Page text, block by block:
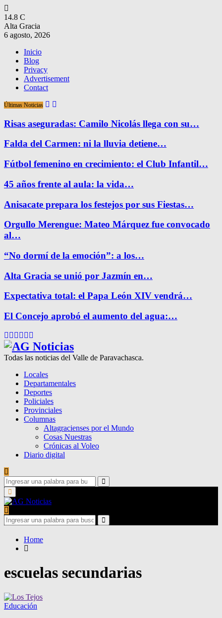
14.8 C
Alta Gracia
6 agosto, 2026
Inicio
Blog
Privacy
Advertisement
Contact
Últimas Noticias
Risas aseguradas: Camilo Nicolás llega con su…
Falda del Carmen: ni la lluvia detiene…
Fútbol femenino en crecimiento: el Club Infantil…
45 años frente al aula: la vida…
Anisacate prepara los festejos por sus Fiestas…
Orgullo Merengue: Mateo Márquez fue convocado
al…
“No dormí de la emoción”: a los…
Alta Gracia se unió por Jazmín en…
Expectativa total: el Papa León XIV vendrá…
El Concejo aprobó el aumento del agua:…
Facebook
Twitter
Instagram
Pinterest
Google
Todas las noticias del Valle de Paravachasca.
Locales
Departamentales
Deportes
Policiales
Provinciales
Columnas
Altagracienses por el Mundo
Cosas Nuestras
Crónicas al Voleo
Diario digital
Search
for:
Search
Primary
Menu
Search
for:
Search
Home
escuelas secundarias
Educación